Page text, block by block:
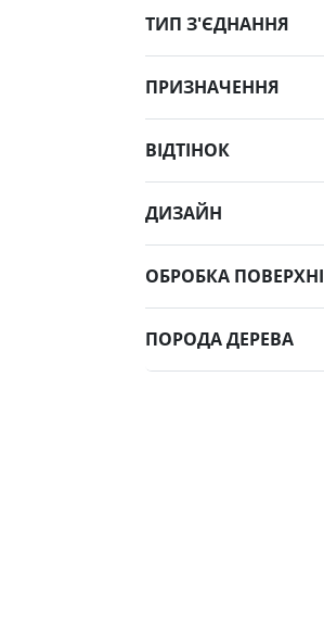
ТИП З'ЄДНАННЯ
ПРИЗНАЧЕННЯ
ВІДТІНОК
ДИЗАЙН
ОБРОБКА ПОВЕРХНІ
ПОРОДА ДЕРЕВА